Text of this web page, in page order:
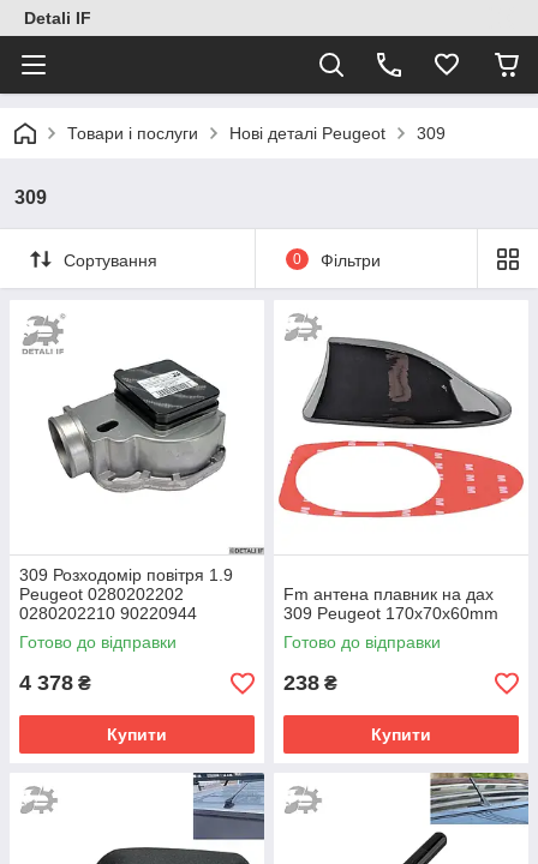
Detali IF
Товари і послуги Нові деталі Peugeot 309
309
Сортування 0 Фільтри
309 Розходомір повітря 1.9
Peugeot 0280202202
0280202210 90220944
90272153
Готово до відправки
4 378 ₴
Купити
Fm антена плавник на дах
309 Peugeot 170х70х60mm
Готово до відправки
238 ₴
Купити